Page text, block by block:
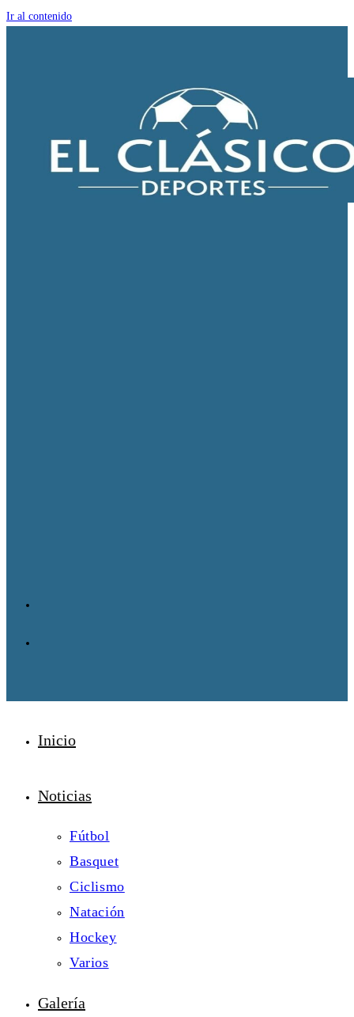
Ir al contenido
Inicio
Noticias
Fútbol
Basquet
Ciclismo
Natación
Hockey
Varios
Galería